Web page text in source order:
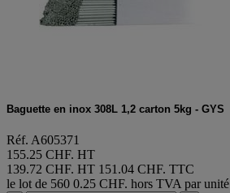
Baguette en inox 308L 1,2 carton 5kg - GYS
Réf. A605371
155.25 CHF. HT
139.72 CHF. HT 151.04 CHF. TTC
le lot de 560 0.25 CHF. hors TVA par unité